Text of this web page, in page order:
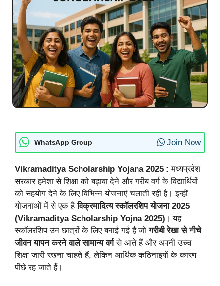
WhatsApp Group Join Now
Vikramaditya Scholarship Yojana 2025 :मध्यप्रदेश
सरकार हमेशा से शिक्षा को बढ़ावा देने और गरीब वर्ग के विद्यार्थियों
को सहयोग देने के लिए विभिन्न योजनाएं चलाती रही है। इन्हीं
योजनाओं में से एक हैविक्रमादित्य स्कॉलरशिप योजना 2025
(Vikramaditya Scholarship Yojna 2025) । यह
स्कॉलरशिप उन छात्रों के लिए बनाई गई है जोगरीबी रेखा से नीचे
जीवन यापन करने वाले सामान्य वर्गसे आते हैं और अपनी उच्च
शिक्षा जारी रखना चाहते हैं, लेकिन आर्थिक कठिनाइयों के कारण
पीछे रह जाते हैं।